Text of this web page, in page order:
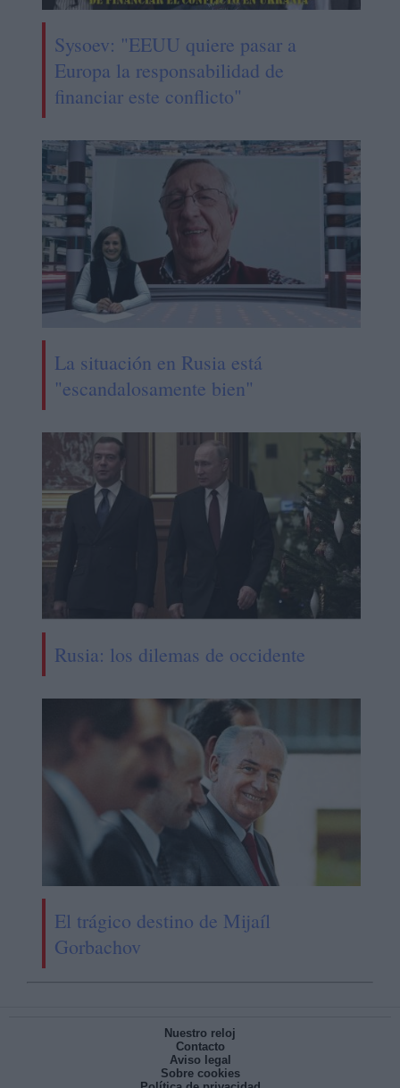
Sysoev: "EEUU quiere pasar a
Europa la responsabilidad de
financiar este conflicto"
La situación en Rusia está
"escandalosamente bien"
Rusia: los dilemas de occidente
El trágico destino de Mijaíl
Gorbachov
Nuestro reloj
Contacto
Aviso legal
Sobre cookies